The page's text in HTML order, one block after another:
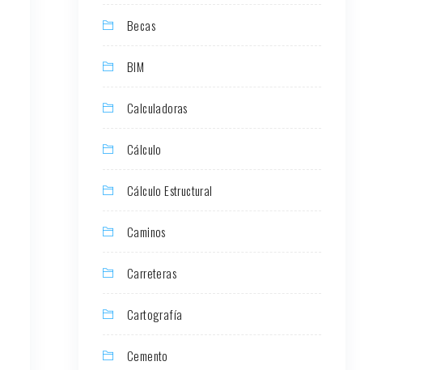
Becas
BIM
Calculadoras
Cálculo
Cálculo Estructural
Caminos
Carreteras
Cartografía
Cemento